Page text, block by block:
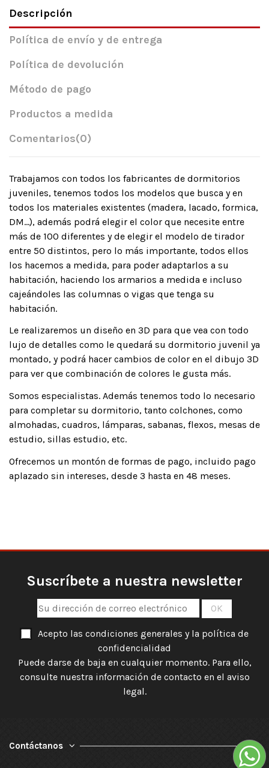
Descripción
Política de envío y de entrega
Política de devolución
Método de pago
Productos a medida
Comentarios(0)
Trabajamos con todos los fabricantes de dormitorios
juveniles, tenemos todos los modelos que busca y en
todos los materiales existentes (madera, lacado, formica,
DM…), además podrá elegir el color que necesite entre
más de 100 diferentes y de elegir el modelo de tirador
entre 50 distintos, pero lo más importante, todos ellos
los hacemos a medida, para poder adaptarlos a su
habitación, haciendo los armarios a medida e incluso
cajeándoles las columnas o vigas que tenga su
habitación.
Le realizaremos un diseño en 3D para que vea con todo
lujo de detalles como le quedará su dormitorio juvenil ya
montado, y podrá hacer cambios de color en el dibujo 3D
para ver que combinación de colores le gusta más.
Somos especialistas. Además tenemos todo lo necesario
para completar su dormitorio, tanto colchones, como
almohadas, cuadros, lámparas, sabanas, flexos, mesas de
estudio, sillas estudio, etc.
Ofrecemos un montón de formas de pago, incluido pago
aplazado sin intereses, desde 3 hasta en 48 meses.
Suscríbete a nuestra newsletter
Acepto las condiciones generales y la política de
confidencialidad
Puede darse de baja en cualquier momento. Para ello,
consulte nuestra información de contacto en el aviso
legal.
Contáctanos